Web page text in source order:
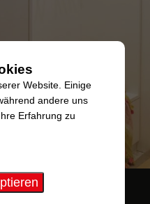
Website. Einige
andere uns
Erfahrung zu